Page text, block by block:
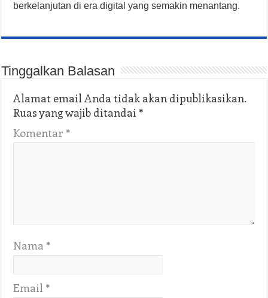
berkelanjutan di era digital yang semakin menantang.
Tinggalkan Balasan
Alamat email Anda tidak akan dipublikasikan.
Ruas yang wajib ditandai *
Komentar *
Nama *
Email *